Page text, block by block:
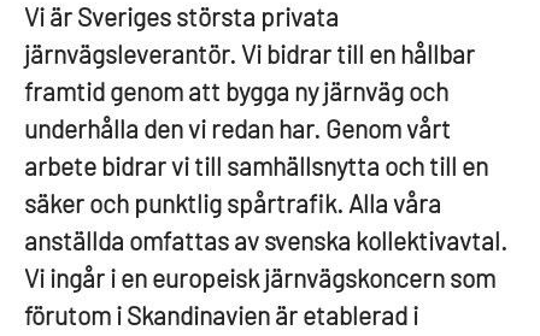
Vi är Sveriges största privata
järnvägsleverantör. Vi bidrar till en hållbar
framtid genom att bygga ny järnväg och
underhålla den vi redan har. Genom vårt
arbete bidrar vi till samhällsnytta och till en
säker och punktlig spårtrafik. Alla våra
anställda omfattas av svenska kollektivavtal.
Vi ingår i en europeisk järnvägskoncern som
förutom i Skandinavien är etablerad i